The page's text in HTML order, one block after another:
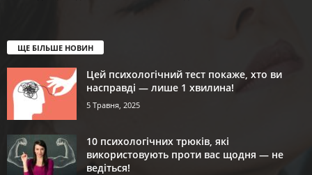
ЩЕ БІЛЬШЕ НОВИН
Цей психологічний тест покаже, хто ви
насправді — лише 1 хвилина!
5 Травня, 2025
10 психологічних трюків, які
використовують проти вас щодня — не
ведіться!